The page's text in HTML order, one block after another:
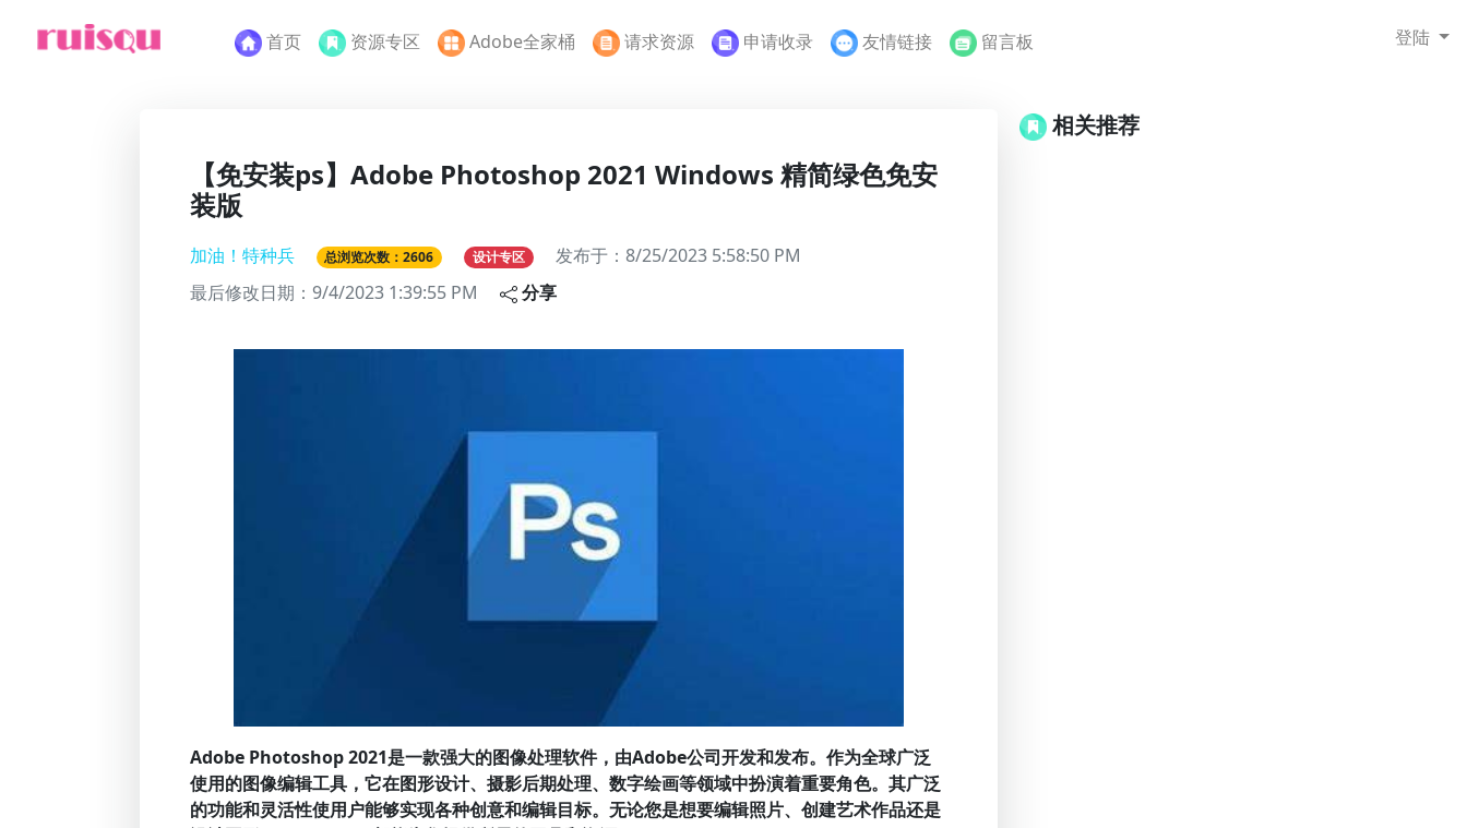
首页 资源专区 Adobe全家桶 请求资源 申请收录 友情链接 留言板 登陆
【免安装ps】Adobe Photoshop 2021 Windows 精简绿色免安
装版
加油！特种兵 总浏览次数：2606 设计专区 发布于： 8/25/2023 5:58:50 PM
最后修改日期： 9/4/2023 1:39:55 PM 分享
Adobe Photoshop 2021是一款强大的图像处理软件，由Adobe公司开发和发布。作为全球广泛
使用的图像编辑工具，它在图形设计、摄影后期处理、数字绘画等领域中扮演着重要角色。其广泛
的功能和灵活性使用户能够实现各种创意和编辑目标。无论您是想要编辑照片、创建艺术作品还是
相关推荐